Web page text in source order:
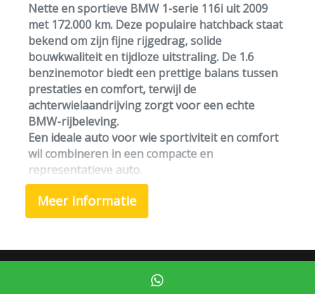
Overige
Anti blokkeer systeem
Bestuurdersairbag
Elektronisch stabiliteits programma
Hoofd airbag(s) achter
Hoofd airbag(s) voor
Passagiersairbag
Zij airbag(s) voor
Nette en sportieve BMW 1-serie 116i uit 2009
met 172.000 km. Deze populaire hatchback staat
bekend om zijn fijne rijgedrag, solide
bouwkwaliteit en tijdloze uitstraling. De 1.6
benzinemotorbiedt een prettige balans tussen
prestaties en comfort, terwijl de
achterwielaandrijving zorgt voor een echte
BMW-rijbeleving.
Een ideale auto voor wie sportiviteit en comfort
wil combineren in een compacte en
representatieve auto.
Uitvoering & opties:
✅1.6 benzinemotor– soepel en betrouwbaar
✅Airconditioning– comfortabel in elk seizoen
Elektrisch verstelbare spiegels
Meer informatie
Mobilox